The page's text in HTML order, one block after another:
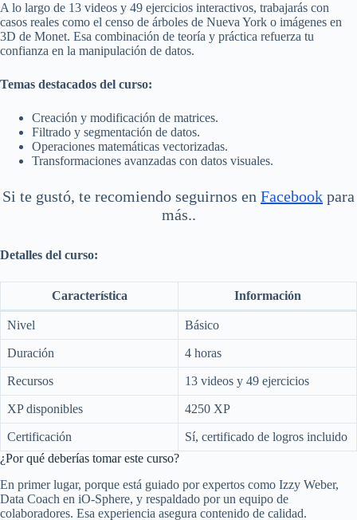
A lo largo de 13 videos y 49 ejercicios interactivos, trabajarás con
casos reales como el censo de árboles de Nueva York o imágenes en
3D de Monet. Esa combinación de teoría y práctica refuerza tu
confianza en la manipulación de datos.
Temas destacados del curso:
Creación y modificación de matrices.
Filtrado y segmentación de datos.
Operaciones matemáticas vectorizadas.
Transformaciones avanzadas con datos visuales.
Si te gustó, te recomiendo seguirnos en Facebook para
más..
Detalles del curso:
Característica Información
Nivel Básico
Duración 4 horas
Recursos 13 videos y 49 ejercicios
XP disponibles 4250 XP
Certificación
Sí, certificado de logros incluido
¿Por qué deberías tomar este curso?
En primer lugar, porque está guiado por expertos como Izzy Weber,
Data Coach en iO-Sphere, y respaldado por un equipo de
colaboradores. Esa experiencia asegura contenido de calidad.